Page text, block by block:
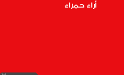
أراء حمراء